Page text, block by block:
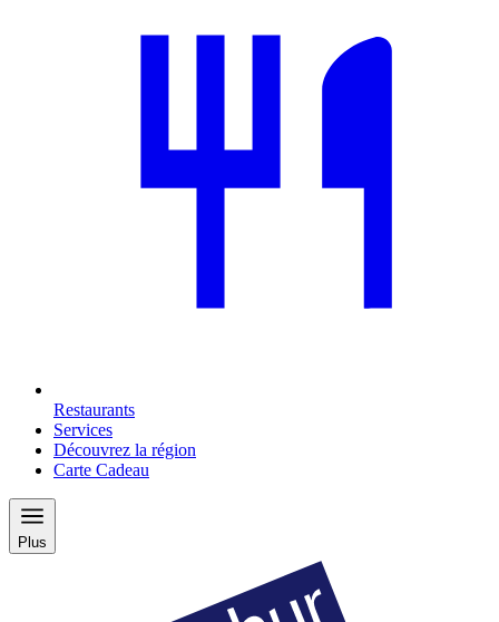
Restaurants
Services
Découvrez la région
Carte Cadeau
Plus